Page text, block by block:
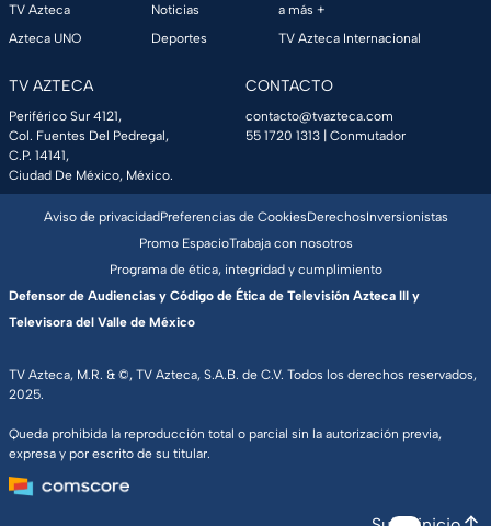
TV Azteca
Azteca UNO
Noticias
Deportes
a más +
TV Azteca Internacional
TV AZTECA
Periférico Sur 4121,
Col. Fuentes Del Pedregal,
C.P. 14141,
Ciudad De México, México.
CONTACTO
contacto@tvazteca.com
55 1720 1313 | Conmutador
TV Azteca, M.R. & ©, TV Azteca, S.A.B. de C.V. Todos los derechos reservados,
2025.
Queda prohibida la reproducción total o parcial sin la autorización previa,
expresa y por escrito de su titular.
Aviso de privacidadPreferencias de CookiesDerechosInversionistas
Promo EspacioTrabaja con nosotros
Programa de ética, integridad y cumplimiento
Defensor de Audiencias y Código de Ética de Televisión Azteca III y
Televisora del Valle de México